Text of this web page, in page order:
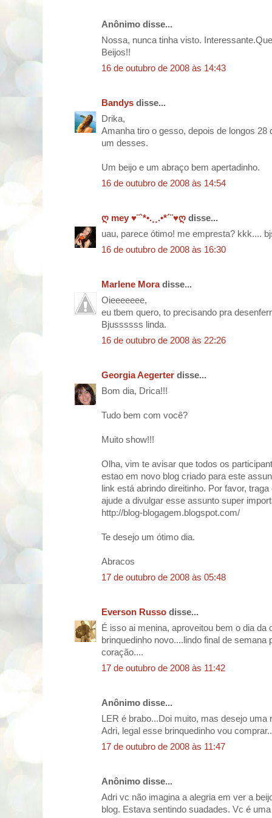
Anônimo disse...
Nossa, nunca tinha visto.
Beijos!!
16 de outubro de 2008 às 14:43
Bandys disse...
Drika,
Amanha tiro o gesso, depois de longos 28
um desses.
Um beijo e um abraço bem apertadinho.
16 de outubro de 2008 às 14:54
ღ mey ♥¨`*•.¸¸.•*´¨♥ღ disse...
uau, parece ótimo! me empresta? kkk....
16 de outubro de 2008 às 16:30
Marlene Moradisse...
Oieeeeeee,
eu tbem quero, to precisando pra
Bjussssss linda.
16 de outubro de 2008 às 22:26
Georgia Aegerter disse...
Bom dia, Drica!!!
Tudo bem com você?
Muito show!!!
Olha, vim te avisar que todos os
estao em novo blog criado para este
link está abrindo direitinho. Por favor,
ajude a divulgar esse assunto super
http://blog-blogagem.blogspot.com/
Te desejo um ótimo dia.
Abracos
17 de outubro de 2008 às 05:48
Everson Russo disse...
É isso ai menina, aproveitou bem o dia da
brinquedinho novo....lindo final de semana
coração....
17 de outubro de 2008 às 11:42
Anônimo disse...
LER é brabo...Doi muito, mas desejo uma
Adri, legal esse brinquedinho vou
17 de outubro de 2008 às 11:47
Anônimo disse...
Adri vc não imagina a alegria em ver a
blog. Estava sentindo suadades. Vc é